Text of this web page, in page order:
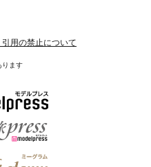
用の禁止について
ります